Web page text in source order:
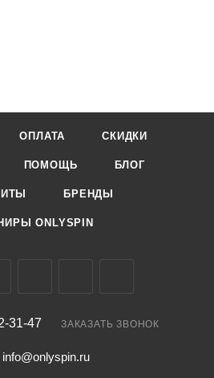
ОПЛАТА СКИДКИ
ПОМОЩЬ БЛОГ
БРЕНДЫ
ONLYSPIN
31-47 ЗАКАЗАТЬ ЗВОНОК
info@onlyspin.ru